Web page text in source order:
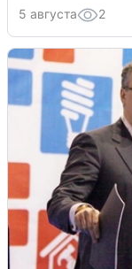
5 августа 2